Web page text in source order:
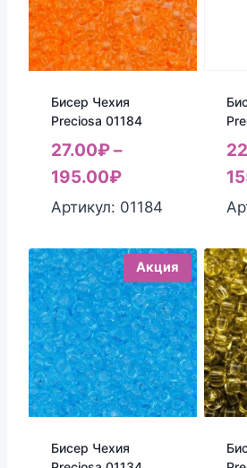
Бисер Чехия
Preciosa 01184
27.00₽–
195.00₽
Артикул: 01184
Акция
Бисер Чехия